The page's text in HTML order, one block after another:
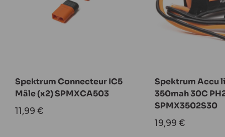
Spektrum Connecteur IC5
Mâle (x2) SPMXCA503
Prix
réduit
11,99 €
Spektrum Accu
350mah 30C
SPMX3502S30
Prix
réduit
19,99 €